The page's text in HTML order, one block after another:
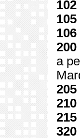
102
105
106
200
a
205
210
215
320